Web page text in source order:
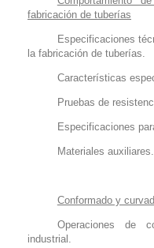
fabricación de tuberías
Especificaciones
la fabricación de tuberías.
Características
Pruebas de
Especificaciones
Materiales auxiliares.
Conformado y
Operaciones de
industrial.